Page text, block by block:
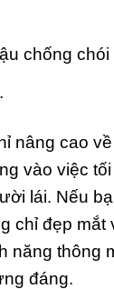
chống chói
nâng cao
vào việc
lái. Nếu
chỉ đẹp mắt
năng thông
đáng.